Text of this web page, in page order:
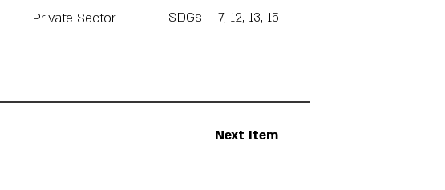
Next Item
Private Sector SDGs 7, 12, 13, 15